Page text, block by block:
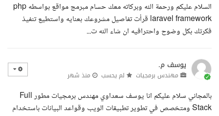
السلام عليكم ورحمة الله وبركاته معك حسام مبرمج مواقع بواسطه php
laravel framework قرأت تفاصيل مشروعك بعنايه واستطيع تنفيذ
فكرتك بكل وضوح واحترافيه ان شاء الله ت...
يوسف م.
مهندس برمجيات لم يحسب منذ شهر
بالمجاني سلام عليكم انا يوسف سعداوي مهندس برمجيات مطور Full
Stack ومتخصص في تطوير تطبيقات الويب وقواعد البيانات باستخدام